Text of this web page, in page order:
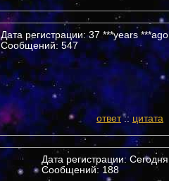
Дата регистрации: 37 ***years ***ago
Сообщений: 547
ответ:: цитата
Дата регистрации: Сегодня
Сообщений: 188